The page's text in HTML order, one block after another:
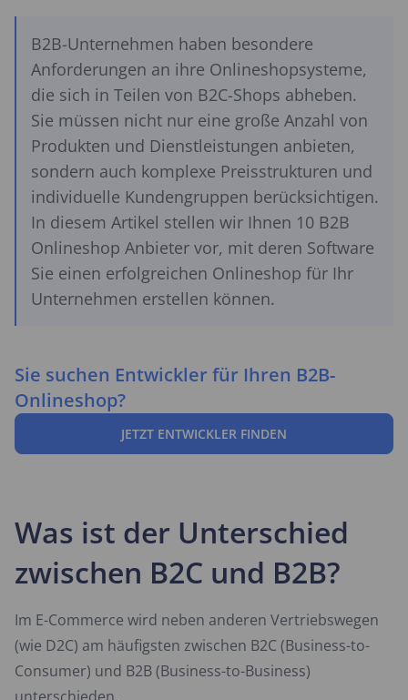
B2B-Unternehmen haben besondere
Anforderungen an ihre Onlineshopsysteme,
die sich in Teilen von B2C-Shops abheben.
Sie müssen nicht nur eine große Anzahl von
Produkten und Dienstleistungen anbieten,
sondern auch komplexe Preisstrukturen und
individuelle Kundengruppen berücksichtigen.
In diesem Artikel stellen wir Ihnen 10 B2B
Onlineshop Anbieter vor, mit deren Software
Sie einen erfolgreichen Onlineshop für Ihr
Unternehmen erstellen können.
Sie suchen Entwickler für Ihren B2B-
Onlineshop?
JETZT ENTWICKLER FINDEN
Was ist der Unterschied
zwischen B2C und B2B?
Im E-Commerce wird neben anderen Vertriebswegen
(wie D2C) am häufigsten zwischen B2C (Business-to-
Consumer) und B2B (Business-to-Business)